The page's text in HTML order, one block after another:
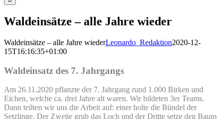
Waldeinsätze – alle Jahre wieder
Waldeinsätze – alle Jahre wiederLeonardo_Redaktion2020-12-
15T16:16:35+01:00
Waldeinsatz des 7. Jahrgangs
Am 26.11.2020 pflanzte der 7. Jahrgang rund 1.000 Birken und
Eichen, welche ca. drei Jahre alt waren. Wir bildeten 3er Teams.
Dann teilten wir uns die Arbeit auf: einer holte die Bündel der
Setzlinge. Der Zweite grub das Loch und der Dritte setze den Baum